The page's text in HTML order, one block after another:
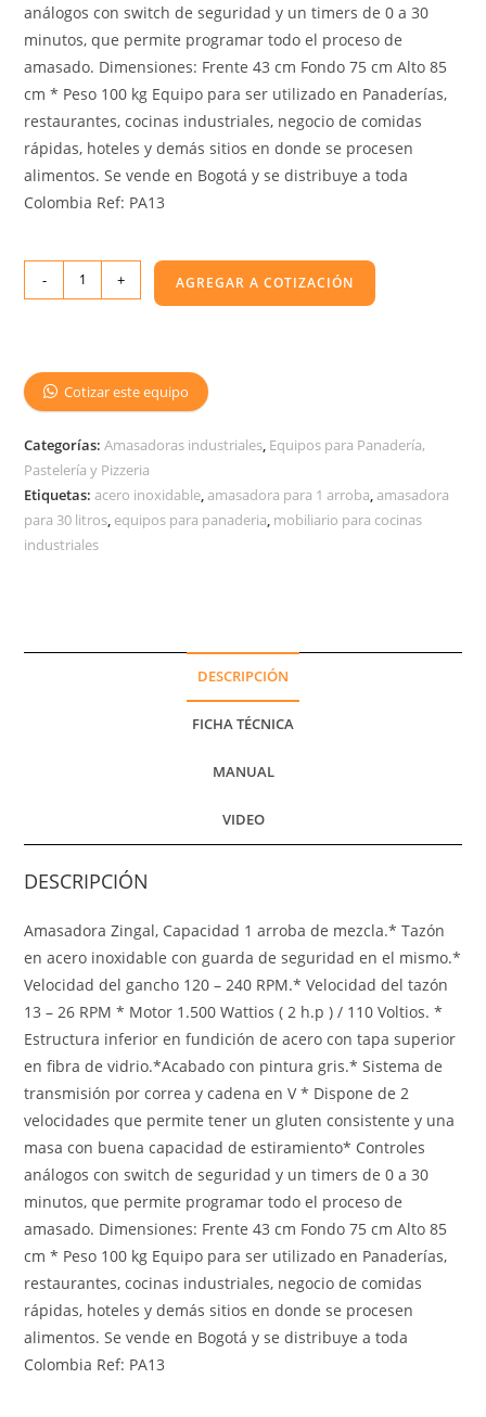
análogos con switch de seguridad y un timers de 0 a 30
minutos, que permite programar todo el proceso de
amasado. Dimensiones: Frente 43 cm Fondo 75 cm Alto 85
cm * Peso 100 kg Equipo para ser utilizado en Panaderías,
restaurantes, cocinas industriales, negocio de comidas
rápidas, hoteles y demás sitios en donde se procesen
alimentos. Se vende en Bogotá y se distribuye a toda
Colombia Ref: PA13
- + AGREGAR A COTIZACIÓN
Cotizar este equipo
Categorías:Amasadoras industriales Equipos para Panadería,
Pastelería y Pizzeria
Etiquetas:acero inoxidable ,amasadora para 1 arroba ,amasadora
para 30 litros equipos para panaderia mobiliario para cocinas
industriales
DESCRIPCIÓN
FICHA TÉCNICA
MANUAL
VIDEO
DESCRIPCIÓN
Amasadora Zingal, Capacidad 1 arroba de mezcla.* Tazón
en acero inoxidable con guarda de seguridad en el mismo.*
Velocidad del gancho 120 – 240 RPM.* Velocidad del tazón
13 – 26 RPM * Motor 1.500 Wattios ( 2 h.p ) / 110 Voltios. *
Estructura inferior en fundición de acero con tapa superior
en fibra de vidrio.*Acabado con pintura gris.* Sistema de
transmisión por correa y cadena en V * Dispone de 2
velocidades que permite tener un gluten consistente y una
masa con buena capacidad de estiramiento* Controles
análogos con switch de seguridad y un timers de 0 a 30
minutos, que permite programar todo el proceso de
amasado. Dimensiones: Frente 43 cm Fondo 75 cm Alto 85
cm * Peso 100 kg Equipo para ser utilizado en Panaderías,
restaurantes, cocinas industriales, negocio de comidas
rápidas, hoteles y demás sitios en donde se procesen
alimentos. Se vende en Bogotá y se distribuye a toda
Colombia Ref: PA13